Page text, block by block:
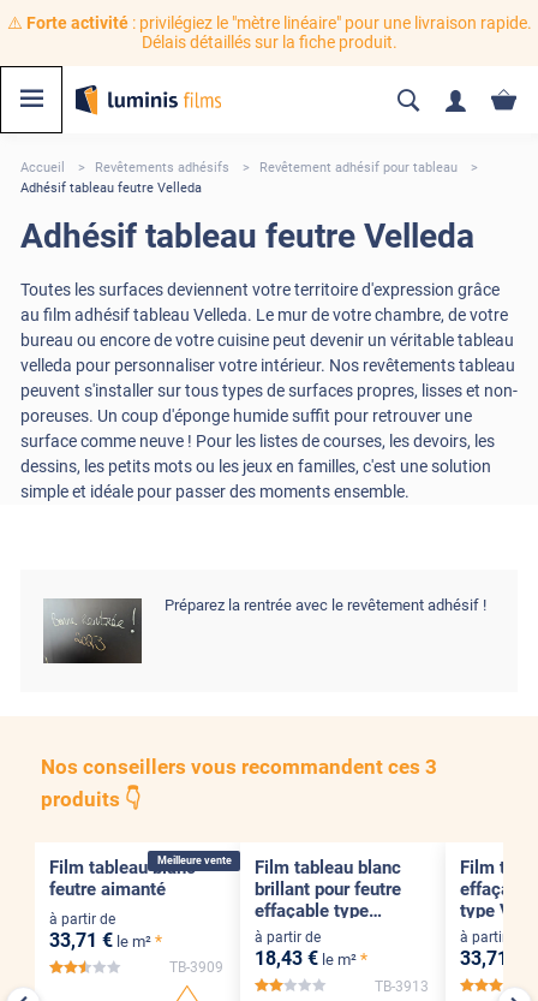
⚠️ Forte activité: privilégiez le "mètre linéaire" pour une livraison rapide.
Délais détaillés sur la fiche produit.
Accueil Revêtements adhésifs
Revêtement adhésif pour tableau
Adhésif tableau feutre Velleda
Adhésif tableau feutre Velleda
Toutes les surfaces deviennent votre territoire d'expression grâce
au film adhésif tableau Velleda. Le mur de votre chambre, de votre
bureau ou encore de votre cuisine peut devenir un véritable tableau
velleda pour personnaliser votre intérieur. Nos revêtements tableau
peuvent s'installer sur tous types de surfaces propres, lisses et non-
poreuses. Un coup d'éponge humide suffit pour retrouver une
surface comme neuve ! Pour les listes de courses, les devoirs, les
dessins, les petits mots ou les jeux en familles, c'est une solution
simple et idéale pour passer des moments ensemble.
Préparez la rentrée avec le revêtement adhésif !
Nos conseillers vous recommandent ces 3
produits 👇
Meilleure vente
Film tableau blanc
feutre aimanté
à partir de
33,71 € le m² *
*****
TB-3909
Film tableau blanc
brillant pour feutre
effaçable type
Velleda
à partir de
18,43 € le m² *
*****
TB-3913
Film
type
mat
à partir de
33,71